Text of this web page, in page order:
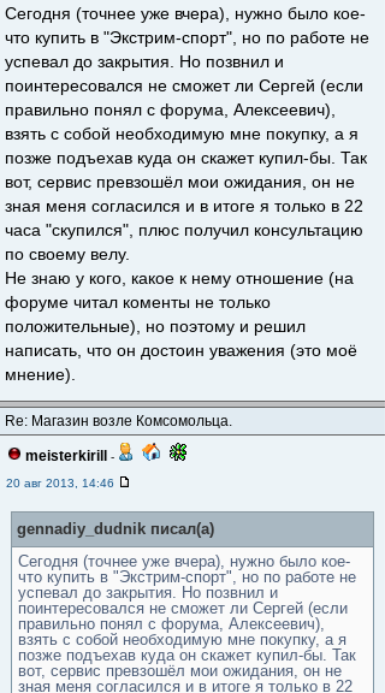
Сегодня (точнее уже вчера), нужно было кое-
что купить в "Экстрим-спорт", но по работе не
успевал до закрытия. Но позвнил и
поинтересовался не сможет ли Сергей (если
правильно понял с форума, Алексеевич),
взять с собой необходимую мне покупку, а я
позже подъехав куда он скажет купил-бы. Так
вот, сервис превзошёл мои ожидания, он не
зная меня согласился и в итоге я только в 22
часа "скупился", плюс получил консультацию
по своему велу.
Не знаю у кого, какое к нему отношение (на
форуме читал коменты не только
положительные), но поэтому и решил
написать, что он достоин уважения (это моё
мнение).
Re: Магазин возле Комсомольца.
meisterkirill
-
20 авг 2013, 14:46
gennadiy_dudnik писал(а)
Сегодня (точнее уже вчера), нужно было кое-
что купить в "Экстрим-спорт", но по работе не
успевал до закрытия. Но позвнил и
поинтересовался не сможет ли Сергей (если
правильно понял с форума, Алексеевич),
взять с собой необходимую мне покупку, а я
позже подъехав куда он скажет купил-бы. Так
вот, сервис превзошёл мои ожидания, он не
зная меня согласился и в итоге я только в 22